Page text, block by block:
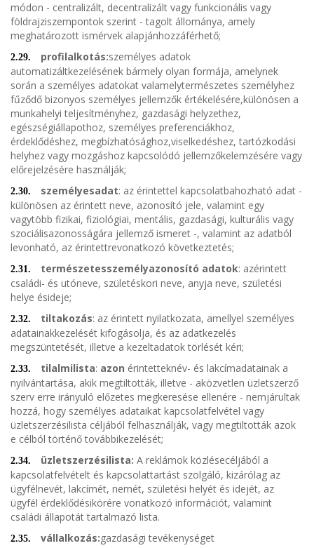
módon - centralizált, decentralizált vagy funkcionális vagy
földrajziszempontok szerint - tagolt állománya, amely
meghatározott ismérvek alapjánhozzáférhető;
2.29. profilalkotás:személyes adatok
automatizáltkezelésének bármely olyan formája, amelynek
során a személyes adatokat valamelytermészetes személyhez
fűződő bizonyos személyes jellemzők értékelésére,különösen a
munkahelyi teljesítményhez, gazdasági helyzethez,
egészségiállapothoz, személyes preferenciákhoz,
érdeklődéshez, megbízhatósághoz,viselkedéshez, tartózkodási
helyhez vagy mozgáshoz kapcsolódó jellemzőkelemzésére vagy
előrejelzésére használják;
2.30. személyesadat: az érintettel kapcsolatbahozható adat -
különösen az érintett neve, azonosító jele, valamint egy
vagytöbb fizikai, fiziológiai, mentális, gazdasági, kulturális vagy
szociálisazonosságára jellemző ismeret -, valamint az adatból
levonható, az érintettrevonatkozó következtetés;
2.31. természetesszemélyazonosító adatok: azérintett
családi- és utóneve, születéskori neve, anyja neve, születési
helye ésideje;
2.32. tiltakozás: az érintett nyilatkozata, amellyel személyes
adatainakkezelését kifogásolja, és az adatkezelés
megszüntetését, illetve a kezeltadatok törlését kéri;
2.33. tilalmilista: azon érintetteknév- és lakcímadatainak a
nyilvántartása, akik megtiltották, illetve - aközvetlen üzletszerző
szerv erre irányuló előzetes megkeresése ellenére - nemjárultak
hozzá, hogy személyes adataikat kapcsolatfelvétel vagy
üzletszerzésilista céljából felhasználják, vagy megtiltották azok
e célból történő továbbikezelését;
2.34. üzletszerzésilista: A reklámok közlésecéljából a
kapcsolatfelvételt és kapcsolattartást szolgáló, kizárólag az
ügyfélnevét, lakcímét, nemét, születési helyét és idejét, az
ügyfél érdeklődésikörére vonatkozó információt, valamint
családi állapotát tartalmazó lista.
2.35. vállalkozás:gazdasági tevékenységet